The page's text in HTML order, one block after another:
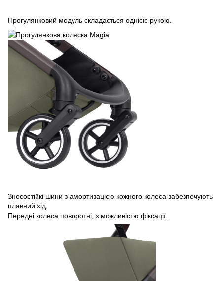
Прогулянковий модуль складається однією рукою.
Зносостійкі шини з амортизацією кожного колеса забезпечують
плавний хід.
Передні колеса поворотні, з можливістю фіксації.